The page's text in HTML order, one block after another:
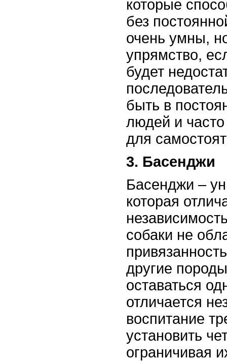
которые
без
очень умны,
упрямство,
будет
быть в
людей и
для
3. Басенджи
Басенджи –
которая
собаки не
другие
оставаться
отличается
воспитание
установить
ограничивая